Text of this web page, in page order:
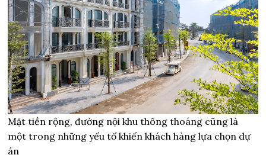
Mặt tiền rộng, đường nội khu thông thoáng cũng là
một trong những yếu tố khiến khách hàng lựa chọn dự
án